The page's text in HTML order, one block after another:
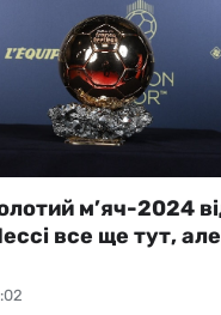
м’яч-2024
все ще тут,